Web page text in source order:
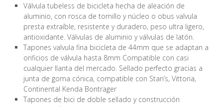
Válvula tubeless de bicicleta hecha de aleación de
aluminio, con rosca de tornillo y núcleo o obus valvula
presta extraíble, resistente y duradero, peso ultra ligero,
antioxidante. Válvulas de aluminio y válvulas de latón.
Tapones valvula fina bicicleta de 44mm que se adaptan a
orificios de válvula hasta 8mm Compatible con casi
cualquier llanta del mercado. Sellado perfecto gracias a
junta de goma cónica, compatible con Stan’s, Vittoria,
Continental Kenda Bontrager
Tapones de bici de doble sellado y construcción